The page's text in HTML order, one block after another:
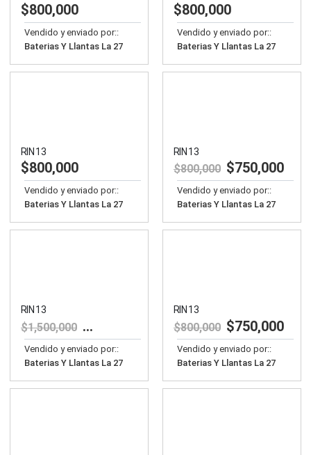
$800,000
Vendido y enviado por::
Baterias Y Llantas La 27
$800,000
Vendido y enviado por::
Baterias Y Llantas La 27
RIN 13
$800,000
Vendido y enviado por::
Baterias Y Llantas La 27
RIN 13
$800,000 $750,000
Vendido y enviado por::
Baterias Y Llantas La 27
RIN 13
$1,500,000 $1,400,000
Vendido y enviado por::
Baterias Y Llantas La 27
RIN 13
$800,000 $750,000
Vendido y enviado por::
Baterias Y Llantas La 27